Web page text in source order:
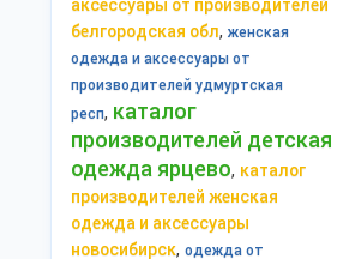
аксессуары от производителей
белгородская обл, женская
одежда и аксессуары от
производителей удмуртская
респ, каталог
производителей детская
одежда ярцево, каталог
производителей женская
одежда и аксессуары
новосибирск, одежда от